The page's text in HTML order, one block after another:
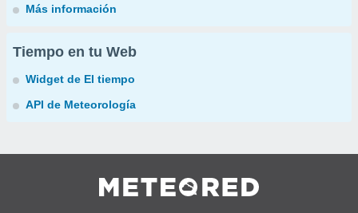
Más información
Tiempo en tu Web
Widget de El tiempo
API de Meteorología